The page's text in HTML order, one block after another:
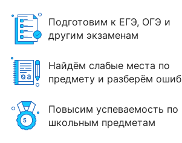
Подготовим к ЕГЭ, ОГЭ и
другим экзаменам
Найдём слабые места по
предмету и разберём
Повысим успеваемость по
школьным предметам